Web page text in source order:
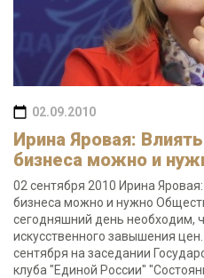
02.09.2010
Ирина Яровая:
бизнеса можно и
02 сентября 2010 Ирина
бизнеса можно и нужно
сегодняшний день необходим,
искусственного завышения
сентября на заседании
клуба "Единой России"